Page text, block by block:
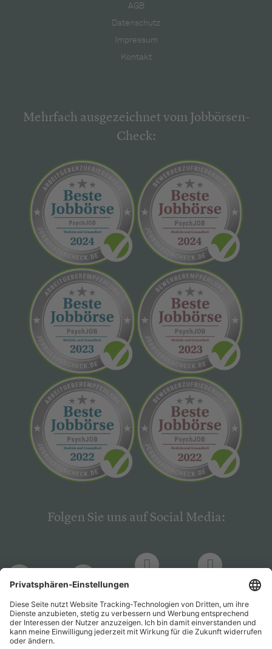
AGB
Datenschutz
Impressum
Kontakt
Mehrfach ausgezeichnet vom Jobbörsen-
Check:
Folgen Sie uns auf Social Media:
PsychJOB PsychJOB
Hogrefe
Verlag
Hogrefe
Verlag